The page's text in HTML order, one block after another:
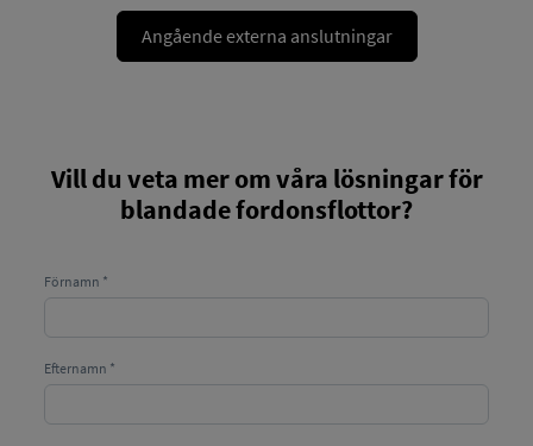
Angående externa anslutningar
Vill du veta mer om våra lösningar för
blandade fordonsflottor?